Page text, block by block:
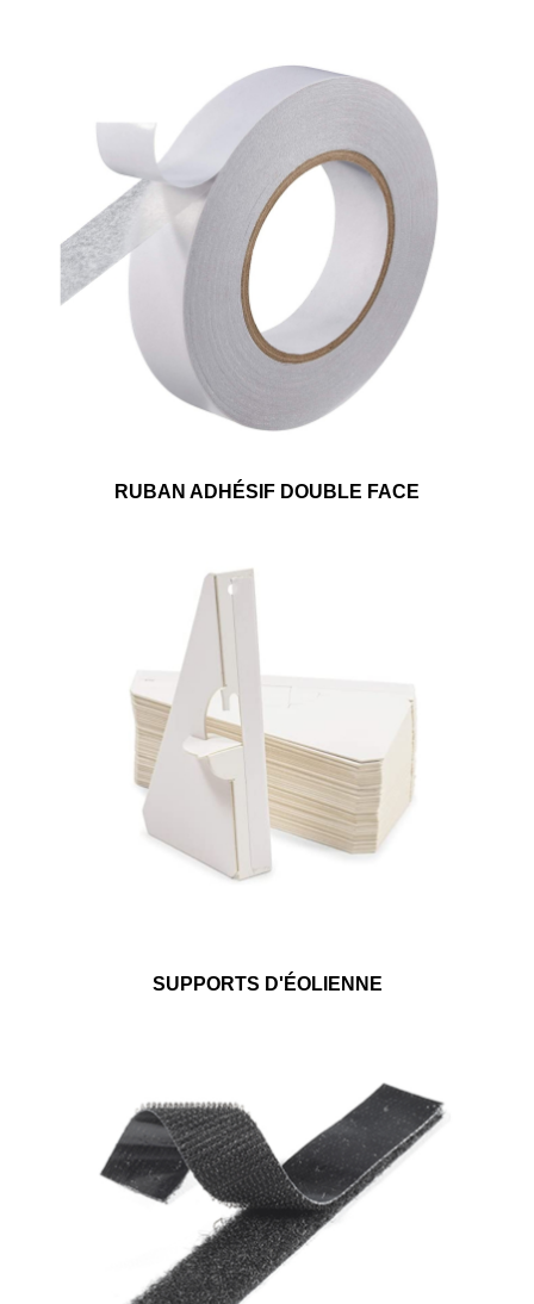
RUBAN ADHÉSIF DOUBLE FACE
SUPPORTS D'ÉOLIENNE